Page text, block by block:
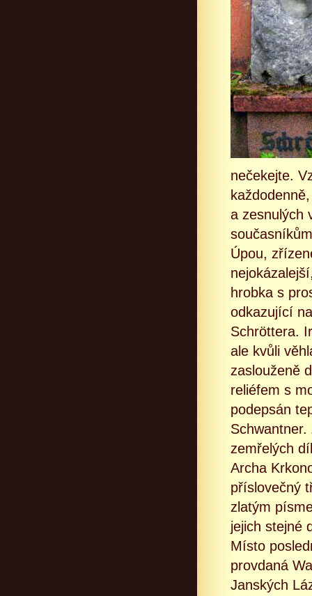
nečekejte.
a zesnulých
Úpou,
hrobka s
odkazující
Schröttera.
ale kvůli
zaslouženě
reliéfem s
podepsán
zemřelých
Archa
příslovečný
zlatým
jejich stejné
Místo
provdaná
Janských